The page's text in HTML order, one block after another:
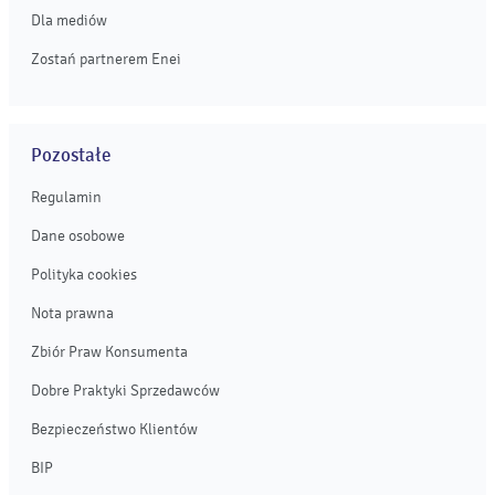
Dla mediów
Zostań partnerem Enei
Pozostałe
Regulamin
Dane osobowe
Polityka cookies
Nota prawna
Zbiór Praw Konsumenta
Dobre Praktyki Sprzedawców
Bezpieczeństwo Klientów
BIP